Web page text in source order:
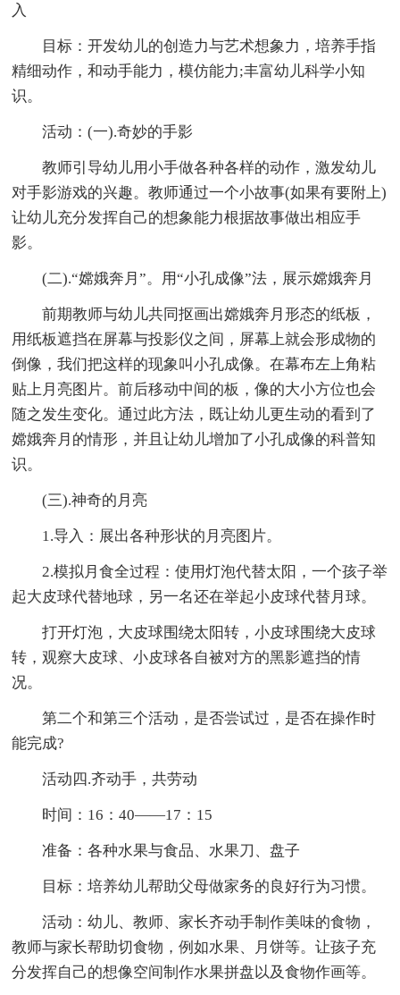
入
目标：开发幼儿的创造力与艺术想象力，培养手指
精细动作，和动手能力，模仿能力;丰富幼儿科学小知
识。
活动：(一).奇妙的手影
教师引导幼儿用小手做各种各样的动作，激发幼儿
对手影游戏的兴趣。教师通过一个小故事(如果有要附上)
让幼儿充分发挥自己的想象能力根据故事做出相应手
影。
(二).“嫦娥奔月”。用“小孔成像”法，展示嫦娥奔月
前期教师与幼儿共同抠画出嫦娥奔月形态的纸板，
用纸板遮挡在屏幕与投影仪之间，屏幕上就会形成物的
倒像，我们把这样的现象叫小孔成像。在幕布左上角粘
贴上月亮图片。前后移动中间的板，像的大小方位也会
随之发生变化。通过此方法，既让幼儿更生动的看到了
嫦娥奔月的情形，并且让幼儿增加了小孔成像的科普知
识。
(三).神奇的月亮
1.导入：展出各种形状的月亮图片。
2.模拟月食全过程：使用灯泡代替太阳，一个孩子举
起大皮球代替地球，另一名还在举起小皮球代替月球。
打开灯泡，大皮球围绕太阳转，小皮球围绕大皮球
转，观察大皮球、小皮球各自被对方的黑影遮挡的情
况。
第二个和第三个活动，是否尝试过，是否在操作时
能完成?
活动四.齐动手，共劳动
时间：16：40——17：15
准备：各种水果与食品、水果刀、盘子
目标：培养幼儿帮助父母做家务的良好行为习惯。
活动：幼儿、教师、家长齐动手制作美味的食物，
教师与家长帮助切食物，例如水果、月饼等。让孩子充
分发挥自己的想像空间制作水果拼盘以及食物作画等。